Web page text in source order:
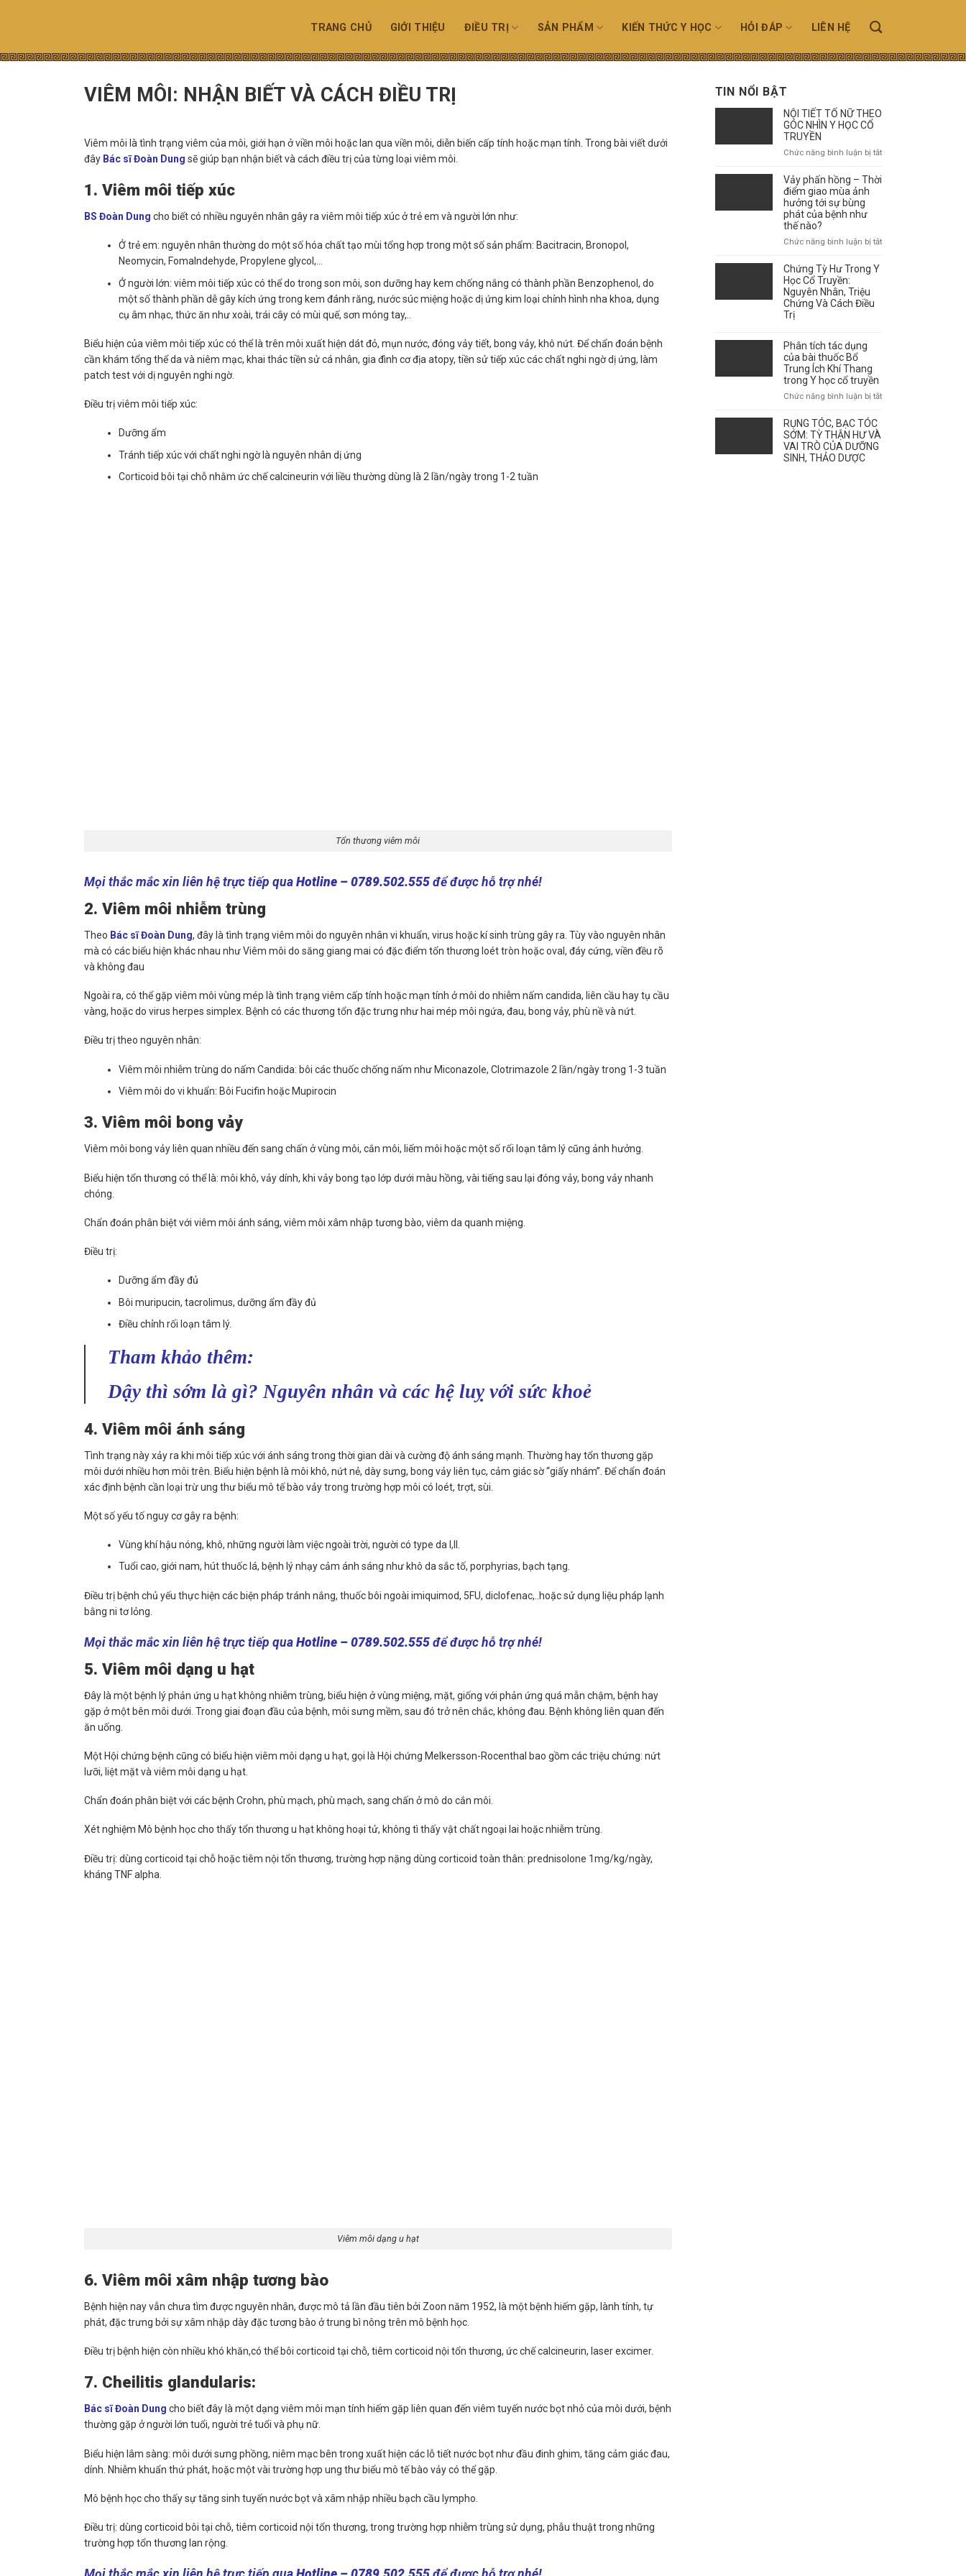
TRANG CHỦ GIỚI THIỆU ĐIỀU TRỊ SẢN PHẨM KIẾN THỨC Y HỌC HỎI ĐÁP LIÊN HỆ
VIÊM MÔI: NHẬN BIẾT VÀ CÁCH ĐIỀU TRỊ
Viêm môi là tình trạng viêm của môi, giới hạn ở viền môi hoặc lan qua viền môi, diễn biến cấp tính hoặc mạn tính. Trong bài viết dưới
đây Bác sĩ Đoàn Dung sẽ giúp bạn nhận biết và cách điều trị của từng loại viêm môi.
1. Viêm môi tiếp xúc
BS Đoàn Dung cho biết có nhiều nguyên nhân gây ra viêm môi tiếp xúc ở trẻ em và người lớn như:
Ở trẻ em: nguyên nhân thường do một số hóa chất tạo mùi tổng hợp trong một số sản phẩm: Bacitracin, Bronopol,
Neomycin, Fomalndehyde, Propylene glycol,…
Ở người lớn: viêm môi tiếp xúc có thể do trong son môi, son dưỡng hay kem chống nắng có thành phần Benzophenol, do
một số thành phần dễ gây kích ứng trong kem đánh răng, nước súc miệng hoặc dị ứng kim loại chỉnh hình nha khoa, dụng
cụ âm nhạc, thức ăn như xoài, trái cây có mùi quế, sơn móng tay,..
Biểu hiện của viêm môi tiếp xúc có thể là trên môi xuất hiện dát đỏ, mụn nước, đóng vảy tiết, bong vảy, khô nứt. Để chẩn đoán bệnh
cần khám tổng thể da và niêm mạc, khai thác tiền sử cá nhân, gia đình cơ địa atopy, tiền sử tiếp xúc các chất nghi ngờ dị ứng, làm
patch test với dị nguyên nghi ngờ.
Điều trị viêm môi tiếp xúc:
Dưỡng ẩm
Tránh tiếp xúc với chất nghi ngờ là nguyên nhân dị ứng
Corticoid bôi tại chỗ nhằm ức chế calcineurin với liều thường dùng là 2 lần/ngày trong 1-2 tuần
Tổn thương viêm môi
Mọi thắc mắc xin liên hệ trực tiếp qua Hotline – 0789.502.555 để được hỗ trợ nhé!
2. Viêm môi nhiễm trùng
Theo Bác sĩ Đoàn Dung, đây là tình trạng viêm môi do nguyên nhân vi khuẩn, virus hoặc kí sinh trùng gây ra. Tùy vào nguyên nhân
mà có các biểu hiện khác nhau như Viêm môi do săng giang mai có đặc điểm tổn thương loét tròn hoặc oval, đáy cứng, viền đều rõ
và không đau
Ngoài ra, có thể gặp viêm môi vùng mép là tình trạng viêm cấp tính hoặc mạn tính ở môi do nhiễm nấm candida, liên cầu hay tụ cầu
vàng, hoặc do virus herpes simplex. Bệnh có các thương tổn đặc trưng như hai mép môi ngứa, đau, bong vảy, phù nề và nứt.
Điều trị theo nguyên nhân:
Viêm môi nhiễm trùng do nấm Candida: bôi các thuốc chống nấm như Miconazole, Clotrimazole 2 lần/ngày trong 1-3 tuần
Viêm môi do vi khuẩn: Bôi Fucifin hoặc Mupirocin
3. Viêm môi bong vảy
Viêm môi bong vảy liên quan nhiều đến sang chấn ở vùng môi, cắn môi, liếm môi hoặc một số rối loạn tâm lý cũng ảnh hưởng.
Biểu hiện tổn thương có thể là: môi khô, vảy dính, khi vảy bong tạo lớp dưới màu hồng, vài tiếng sau lại đóng vảy, bong vảy nhanh
chóng.
Chẩn đoán phân biệt với viêm môi ánh sáng, viêm môi xâm nhập tương bào, viêm da quanh miệng.
Điều trị:
Dưỡng ẩm đầy đủ
Bôi muripucin, tacrolimus, dưỡng ẩm đầy đủ
Điều chỉnh rối loạn tâm lý.
Tham khảo thêm:
Dậy thì sớm là gì? Nguyên nhân và các hệ luỵ với sức khoẻ
4. Viêm môi ánh sáng
Tình trạng này xảy ra khi môi tiếp xúc với ánh sáng trong thời gian dài và cường độ ánh sáng mạnh. Thường hay tổn thương gặp
môi dưới nhiều hơn môi trên. Biểu hiện bệnh là môi khô, nứt nẻ, dày sưng, bong vảy liên tục, cảm giác sờ “giấy nhám”. Để chẩn đoán
xác định bệnh cần loại trừ ung thư biểu mô tế bào vảy trong trường hợp môi có loét, trợt, sùi.
Một số yếu tố nguy cơ gây ra bệnh:
Vùng khí hậu nóng, khô, những người làm việc ngoài trời, người có type da I,II.
Tuổi cao, giới nam, hút thuốc lá, bệnh lý nhạy cảm ánh sáng như khô da sắc tố, porphyrias, bạch tạng.
Điều trị bệnh chủ yếu thực hiện các biện pháp tránh nắng, thuốc bôi ngoài imiquimod, 5FU, diclofenac,..hoặc sử dụng liệu pháp lạnh
bằng ni tơ lỏng.
Mọi thắc mắc xin liên hệ trực tiếp qua Hotline – 0789.502.555 để được hỗ trợ nhé!
5. Viêm môi dạng u hạt
Đây là một bệnh lý phản ứng u hạt không nhiễm trùng, biểu hiện ở vùng miệng, mặt, giống với phản ứng quá mẫn chậm, bệnh hay
gặp ở một bên môi dưới. Trong giai đoạn đầu của bệnh, môi sưng mềm, sau đó trở nên chắc, không đau. Bệnh không liên quan đến
ăn uống.
Một Hội chứng bệnh cũng có biểu hiện viêm môi dạng u hạt, gọi là Hội chứng Melkersson-Rocenthal bao gồm các triệu chứng: nứt
lưỡi, liệt mặt và viêm môi dạng u hạt.
Chẩn đoán phân biệt với các bệnh Crohn, phù mạch, phù mạch, sang chấn ở mô do cắn môi.
Xét nghiệm Mô bệnh học cho thấy tổn thương u hạt không hoại tử, không tì thấy vật chất ngoại lai hoặc nhiễm trùng.
Điều trị: dùng corticoid tại chỗ hoặc tiêm nội tổn thương, trường hợp nặng dùng corticoid toàn thân: prednisolone 1mg/kg/ngày,
kháng TNF alpha.
Viêm môi dạng u hạt
6. Viêm môi xâm nhập tương bào
Bệnh hiện nay vẫn chưa tìm được nguyên nhân, được mô tả lần đầu tiên bởi Zoon năm 1952, là một bệnh hiếm gặp, lành tính, tự
phát, đặc trưng bởi sự xâm nhập dày đặc tương bào ở trung bì nông trên mô bệnh học.
Điều trị bệnh hiện còn nhiều khó khăn,có thể bôi corticoid tại chỗ, tiêm corticoid nội tổn thương, ức chế calcineurin, laser excimer.
7. Cheilitis glandularis:
Bác sĩ Đoàn Dung cho biết đây là một dạng viêm môi mạn tính hiếm gặp liên quan đến viêm tuyến nước bọt nhỏ của môi dưới, bệnh
thường gặp ở người lớn tuổi, người trẻ tuổi và phụ nữ.
Biểu hiện lâm sàng: môi dưới sưng phồng, niêm mạc bên trong xuất hiện các lỗ tiết nước bọt như đầu đinh ghim, tăng cảm giác đau,
dính. Nhiễm khuẩn thứ phát, hoặc một vài trường hợp ung thư biểu mô tế bào vảy có thể gặp.
Mô bệnh học cho thấy sự tăng sinh tuyến nước bọt và xâm nhập nhiều bạch cầu lympho.
Điều trị: dùng corticoid bôi tại chỗ, tiêm corticoid nội tổn thương, trong trường hợp nhiễm trùng sử dụng, phẫu thuật trong những
trường hợp tổn thương lan rộng.
TIN NỔI BẬT
NỘI TIẾT TỐ NỮ THEO
GÓC NHÌN Y HỌC CỔ
TRUYỀN
Chức năng bình luận bị tắtở
TIẾT
NHÌN
Vảy phấn hồng – Thời
điểm giao mùa ảnh
hưởng tới sự bùng
phát của bệnh như
thế nào?
Chức năng bình luận bị tắtở
bùng
bệnh
Chứng Tỳ Hư Trong Y
Học Cổ Truyền:
Nguyên Nhân, Triệu
Chứng Và Cách Điều
Trị
Phân tích tác dụng
của bài thuốc Bổ
Trung Ích Khí Thang
trong Y học cổ truyền
Chức năng bình luận bị tắtở
RỤNG TÓC, BẠC TÓC
SỚM: TỲ THẬN HƯ VÀ
VAI TRÒ CỦA DƯỠNG
SINH, THẢO DƯỢC